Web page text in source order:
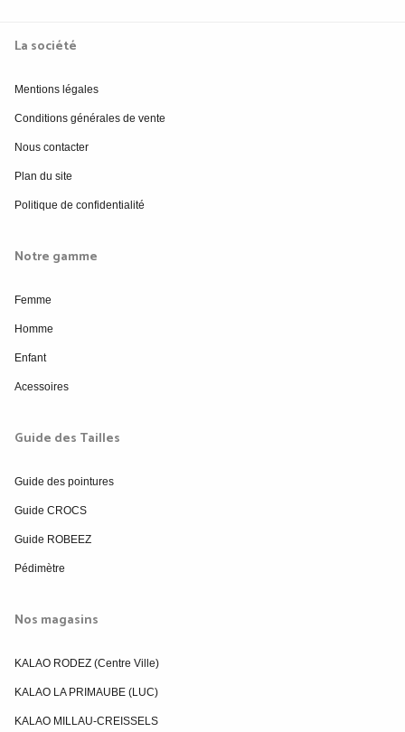
La société
Mentions légales
Conditions générales de vente
Nous contacter
Plan du site
Politique de confidentialité
Notre gamme
Femme
Homme
Enfant
Acessoires
Guide des Tailles
Guide des pointures
Guide CROCS
Guide ROBEEZ
Pédimètre
Nos magasins
KALAO RODEZ (Centre Ville)
KALAO LA PRIMAUBE (LUC)
KALAO MILLAU-CREISSELS